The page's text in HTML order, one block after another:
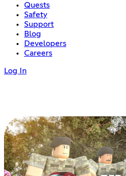
Quests
Safety
Support
Blog
Developers
Careers
Log In